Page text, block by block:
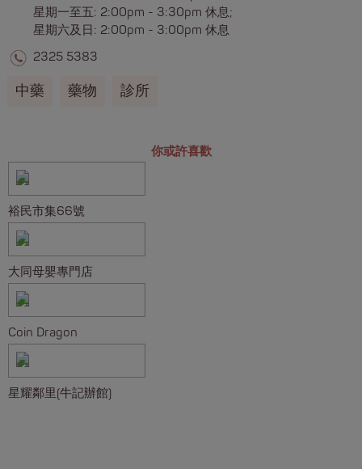
星期一至五: 2:00pm - 3:30pm 休息;
星期六及日: 2:00pm - 3:00pm 休息
2325 5383
中藥 藥物 診所
你或許喜歡
裕民市集66號
大同母嬰專門店
Coin Dragon
星耀鄰里(牛記辦館)